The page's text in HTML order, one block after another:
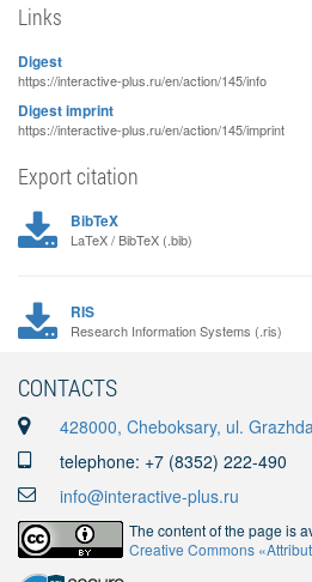
Links
Digest
https://interactive-plus.ru/en/action/145/info
Digest imprint
https://interactive-plus.ru/en/action/145/imprint
Export citation
BibTeX
LaTeX / BibTeX (.bib)
RIS
Research Information Systems (.ris)
CONTACTS
428000, Cheboksary, ul.
telephone: +7 (8352) 222-490
info@interactive-plus.ru
The content of the page is
Creative Commons